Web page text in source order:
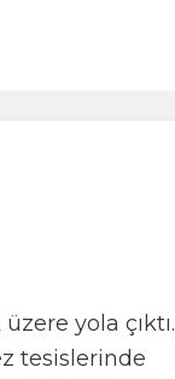
yola çıktı.
tesislerinde